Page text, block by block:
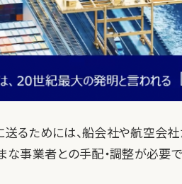
るためには、船会社や航空会
な事業者との手配・調整が必要で